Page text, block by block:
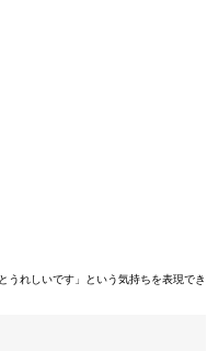
うれしいです」という気持ちを表現でき